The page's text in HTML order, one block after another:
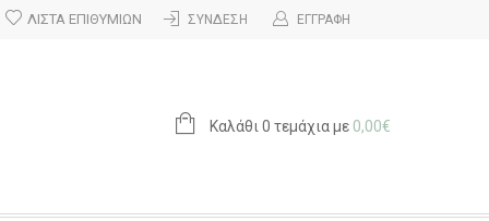
ΣΎΝΔΕΣΗ ΕΓΓΡΑΦΉ
ΛΊΣΤΑ ΕΠΙΘΥΜΙΏΝ
Καλάθι 0 τεμάχια με 0,00€